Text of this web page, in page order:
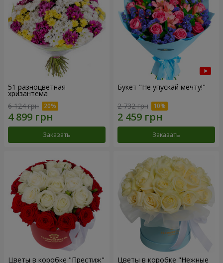
51 разноцветная
хризантема
6 124 грн
Заказать
Букет "Не упускай мечту!"
2 732 грн
Заказать
Цветы в коробке "Престиж" Цветы в коробке "Нежные